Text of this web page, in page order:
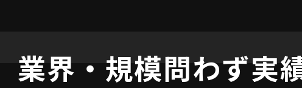
業界・規模問わず実